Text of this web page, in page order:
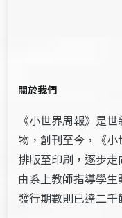
關於我們
《小世界周報》是
物，創刊至今，《小
排版至印刷，逐步
由系上教師指導學生
發行期數則已達二千